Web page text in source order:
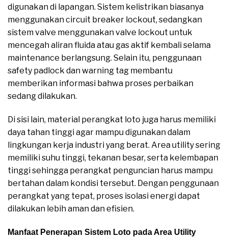
digunakan di lapangan. Sistem kelistrikan biasanya
menggunakan circuit breaker lockout, sedangkan
sistem valve menggunakan valve lockout untuk
mencegah aliran fluida atau gas aktif kembali selama
maintenance berlangsung. Selain itu, penggunaan
safety padlock dan warning tag membantu
memberikan informasi bahwa proses perbaikan
sedang dilakukan.
Di sisi lain, material perangkat loto juga harus memiliki
daya tahan tinggi agar mampu digunakan dalam
lingkungan kerja industri yang berat. Area utility sering
memiliki suhu tinggi, tekanan besar, serta kelembapan
tinggi sehingga perangkat penguncian harus mampu
bertahan dalam kondisi tersebut. Dengan penggunaan
perangkat yang tepat, proses isolasi energi dapat
dilakukan lebih aman dan efisien.
Manfaat Penerapan Sistem Loto pada Area Utility